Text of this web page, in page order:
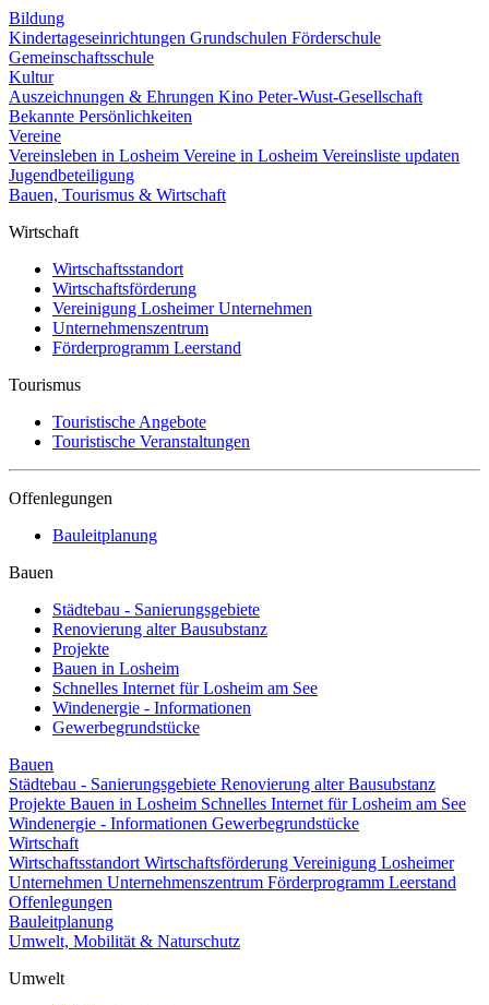
Bildung
Kindertageseinrichtungen Grundschulen Förderschule
Gemeinschaftsschule
Kultur
Auszeichnungen & Ehrungen Kino Peter-Wust-Gesellschaft
Bekannte Persönlichkeiten
Vereine
Vereinsleben in Losheim Vereine in Losheim Vereinsliste updaten
Jugendbeteiligung
Bauen, Tourismus & Wirtschaft
Wirtschaft
Wirtschaftsstandort
Wirtschaftsförderung
Vereinigung Losheimer Unternehmen
Unternehmenszentrum
Förderprogramm Leerstand
Tourismus
Touristische Angebote
Touristische Veranstaltungen
Offenlegungen
Bauleitplanung
Bauen
Städtebau - Sanierungsgebiete
Renovierung alter Bausubstanz
Projekte
Bauen in Losheim
Schnelles Internet für Losheim am See
Windenergie - Informationen
Gewerbegrundstücke
Bauen
Städtebau - Sanierungsgebiete Renovierung alter Bausubstanz
Projekte Bauen in Losheim Schnelles Internet für Losheim am See
Windenergie - Informationen Gewerbegrundstücke
Wirtschaft
Wirtschaftsstandort Wirtschaftsförderung Vereinigung Losheimer
Unternehmen Unternehmenszentrum Förderprogramm Leerstand
Offenlegungen
Bauleitplanung
Umwelt, Mobilität & Naturschutz
Umwelt